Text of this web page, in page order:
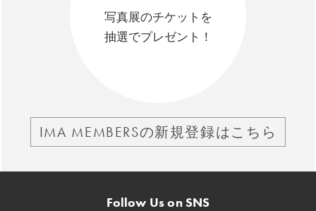
写真展のチケットを
抽選でプレゼント！
IMA MEMBERSの新規登録はこちら
Follow Us on SNS